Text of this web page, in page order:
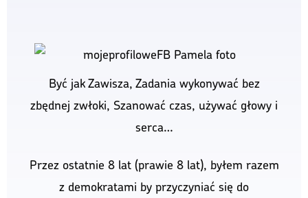
Być jak Zawisza, Zadania wykonywać bez
zbędnej zwłoki, Szanować czas, używać głowy i
serca…
Przez ostatnie 8 lat (prawie 8 lat), byłem razem
z demokratami by przyczyniać się do